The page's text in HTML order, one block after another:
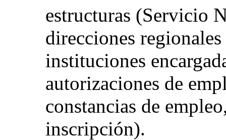
estructuras (Servicio
direcciones
instituciones
autorizaciones de
constancias de
inscripción).